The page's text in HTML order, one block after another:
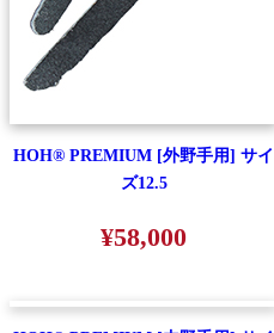
HOH® PREMIUM [外野手用] サイ
ズ12.5
¥58,000